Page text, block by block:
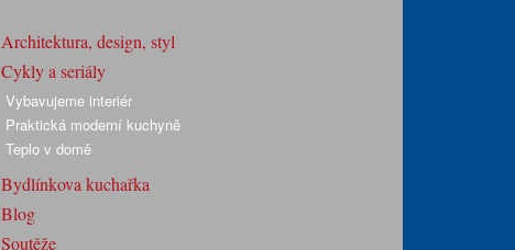
Architektura, design, styl
Cykly a seriály
Vybavujeme interiér
Praktická moderní kuchyně
Teplo v domě
Bydlínkova kuchařka
Blog
Soutěže